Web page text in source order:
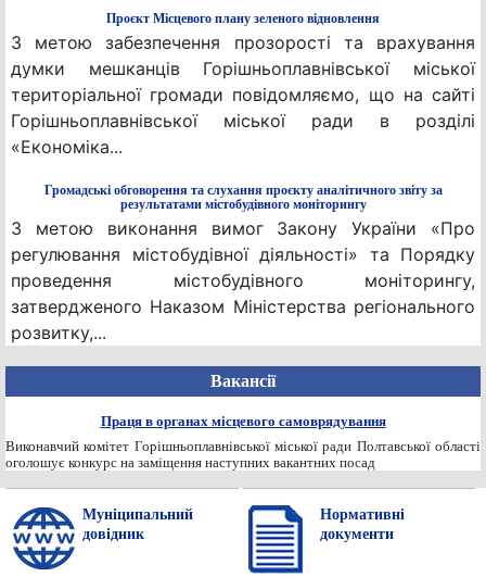
Проєкт Місцевого плану зеленого відновлення
З метою забезпечення прозорості та врахування
думки мешканців Горішньоплавнівської міської
територіальної громади повідомляємо, що на сайті
Горішньоплавнівської міської ради в розділі
«Економіка...
Громадські обговорення та слухання проєкту аналітичного звіту за
результатами містобудівного моніторингу
З метою виконання вимог Закону України «Про
регулювання містобудівної діяльності» та Порядку
проведення містобудівного моніторингу,
затвердженого Наказом Міністерства регіонального
розвитку,...
Вакансії
Праця в органах місцевого самоврядування
Виконавчий комітет Горішньоплавнівської міської ради Полтавської області
оголошує конкурс на заміщення наступних вакантних посад
Муніципальний
довідник
Нормативнi
документи